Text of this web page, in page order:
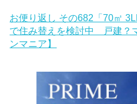
お便り返し その682「70㎡
で住み替えを検討中 戸建？
ンマニア】